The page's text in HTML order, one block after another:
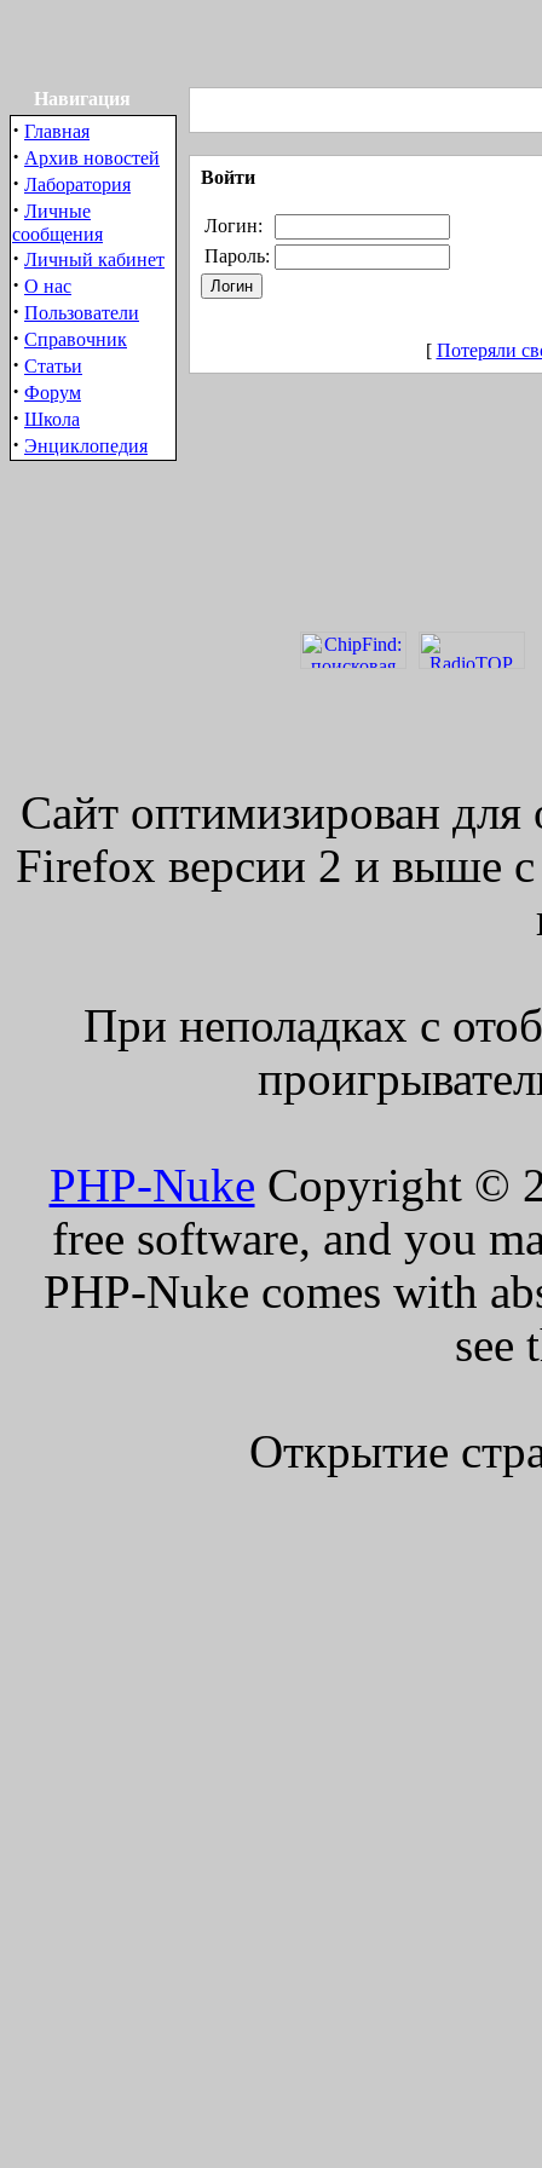
Навигация
· Главная
· Архив новостей
· Лаборатория
· Личные
сообщения
· Личный кабинет
· О нас
· Пользователи
· Справочник
· Статьи
· Форум
· Школа
· Энциклопедия
Войти
Логин:
Пароль:
[ Потеряли
Сайт оптимизирован для
Firefox версии 2 и выше
При неполадках с
PHP-Nuke Copyright ©
free software, and you
PHP-Nuke comes with
see
Открытие